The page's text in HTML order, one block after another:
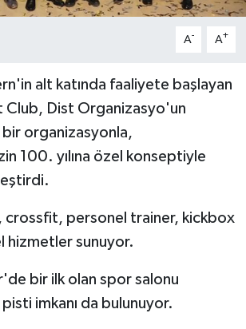
A- A+
alt katında faaliyete başlayan
Dist Organizasyo'un
bir organizasyonla,
100. yılına özel konseptiyle
crossfit, personel trainer, kickbox
hizmetler sunuyor.
bir ilk olan spor salonu
imkanı da bulunuyor.